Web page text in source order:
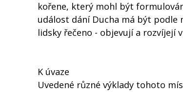
kořene, který mohl být
událost dání Ducha má být podle
lidsky řečeno - objevují a rozvíjejí
K úvaze
Uvedené různé výklady tohoto